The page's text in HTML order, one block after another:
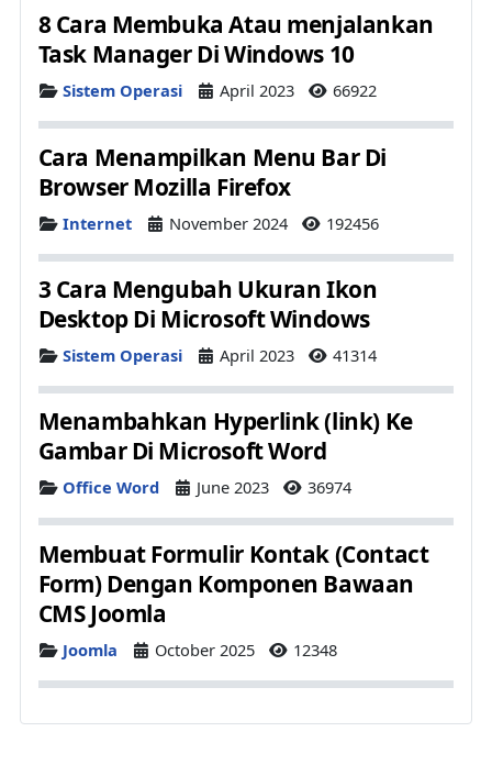
8 Cara Membuka Atau menjalankan
Task Manager Di Windows 10
Details
Sistem Operasi April 2023 66922
Cara Menampilkan Menu Bar Di
Browser Mozilla Firefox
Details
Internet November 2024 192456
3 Cara Mengubah Ukuran Ikon
Desktop Di Microsoft Windows
Details
Sistem Operasi April 2023 41314
Menambahkan Hyperlink (link) Ke
Gambar Di Microsoft Word
Details
Office Word June 2023 36974
Membuat Formulir Kontak (Contact
Form) Dengan Komponen Bawaan
CMS Joomla
DetailsJoomla October 2025 12348